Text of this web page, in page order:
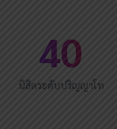
40
นิสิตระดับปริญญาโท